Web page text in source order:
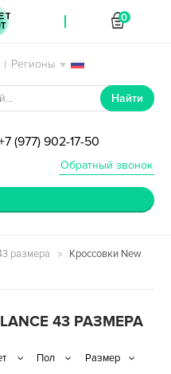
| Регионы
Найти
(977) 902-17-50
Обратный звонок
размера
Кроссовки New
43 РАЗМЕРА
0